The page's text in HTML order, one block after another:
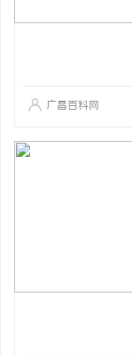
广昌百科网